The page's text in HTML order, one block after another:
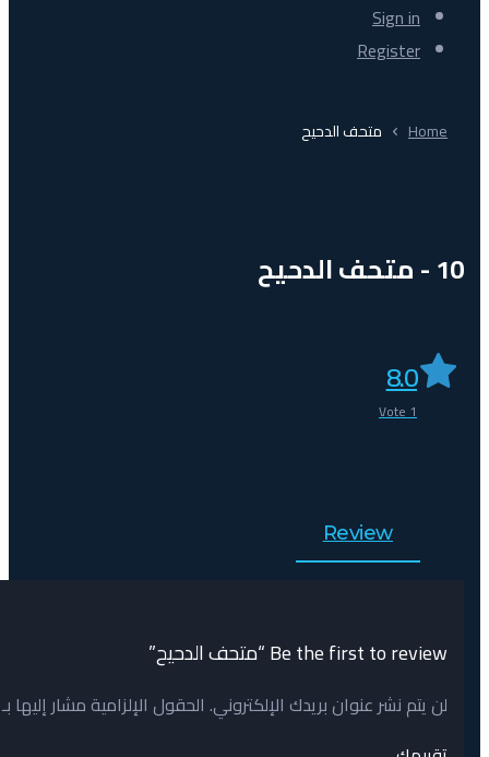
Sign in
Register
Home متحف الدحيح
10 - متحف الدحيح
8.0
1
Vote
Review
Be the first to review “متحف الدحيح”
لن يتم نشر عنوان بريدك الإلكتروني. الحقول الإلزامية مشار إليها